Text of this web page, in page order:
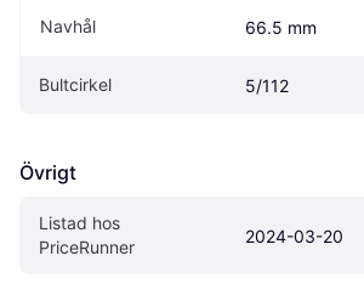
Navhål 66.5 mm
Bultcirkel 5/112
Övrigt
Listad hos
PriceRunner
2024-03-20